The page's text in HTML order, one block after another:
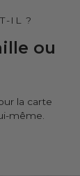
IL ?
ou
la carte
même.